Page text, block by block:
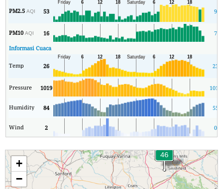
PM2.5AQI 53 9
PM10AQI 16
7
Informasi Cuaca
Temp 26 23
Pressure 1019 1018
Humidity 84 55
Wind 2 0
+
−